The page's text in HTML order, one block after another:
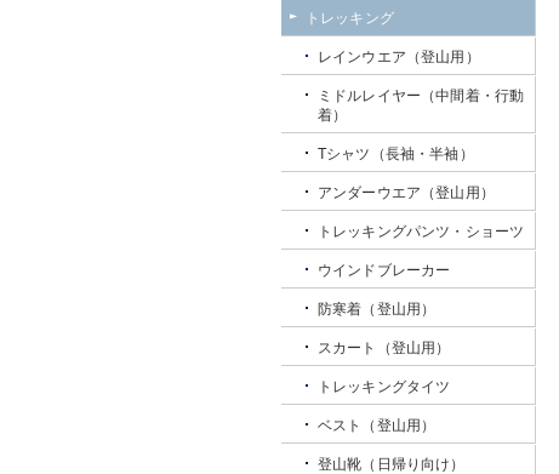
トレッキング
レインウエア（登山用）
ミドルレイヤー（中間着・行動
着）
Tシャツ（長袖・半袖）
アンダーウエア（登山用）
トレッキングパンツ・ショーツ
ウインドブレーカー
防寒着（登山用）
スカート（登山用）
トレッキングタイツ
ベスト（登山用）
登山靴（日帰り向け）